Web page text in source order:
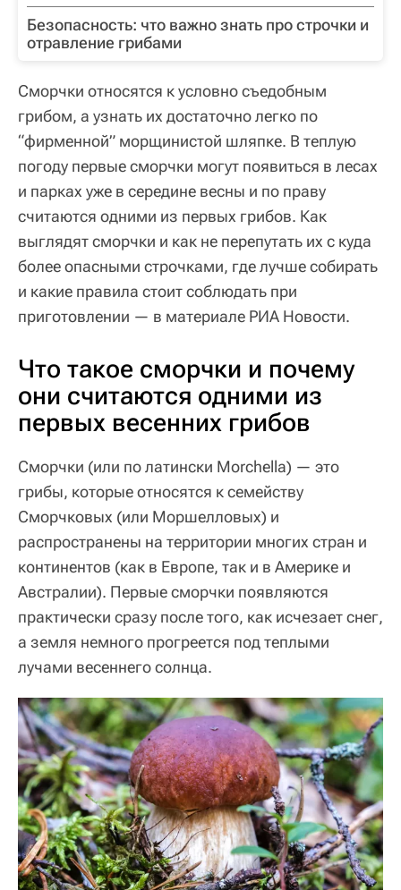
Безопасность: что важно знать про строчки и
отравление грибами
Сморчки относятся к условно съедобным
грибом, а узнать их достаточно легко по
“фирменной” морщинистой шляпке. В теплую
погоду первые сморчки могут появиться в лесах
и парках уже в середине весны и по праву
считаются одними из первых грибов. Как
выглядят сморчки и как не перепутать их с куда
более опасными строчками, где лучше собирать
и какие правила стоит соблюдать при
приготовлении — в материале РИА Новости.
Что такое сморчки и почему
они считаются одними из
первых весенних грибов
Сморчки (или по латински Morchella) — это
грибы, которые относятся к семейству
Сморчковых (или Моршелловых) и
распространены на территории многих стран и
континентов (как в Европе, так и в Америке и
Австралии). Первые сморчки появляются
практически сразу после того, как исчезает снег,
а земля немного прогреется под теплыми
лучами весеннего солнца.